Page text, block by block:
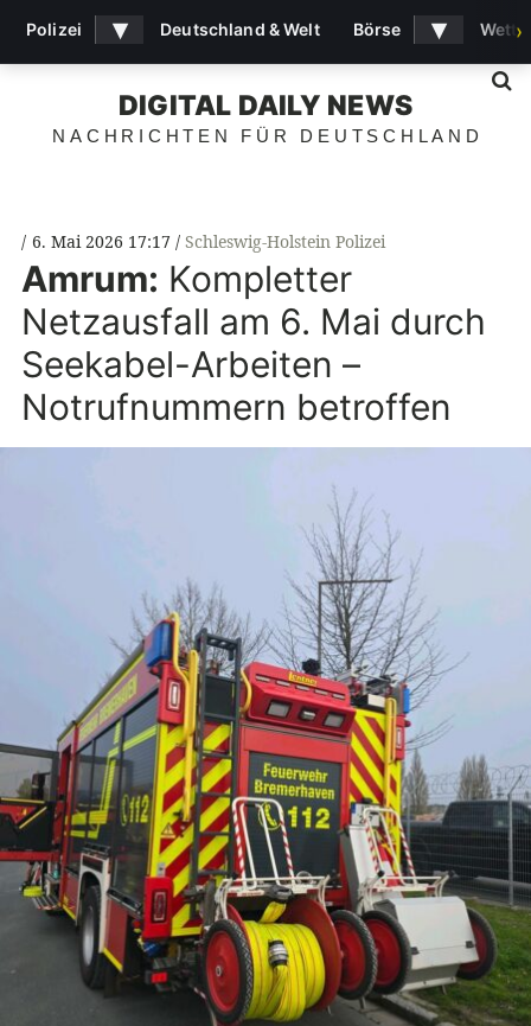
DIGITAL DAILY NEWS
NACHRICHTEN FÜR DEUTSCHLAND
6. Mai 2026 17:17 Schleswig-Holstein Polizei
Amrum: Kompletter
Netzausfall am 6. Mai durch
Seekabel-Arbeiten –
Notrufnummern betroffen
Polizei ▾ Deutschland & Welt Börse ▾ ›